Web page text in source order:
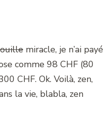
miracle, je n’ai payé
comme 98 CHF (80
CHF. Ok. Voilà, zen,
la vie, blabla, zen